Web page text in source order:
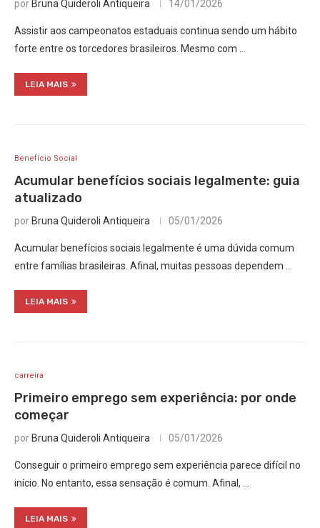
por Bruna Quideroli Antiqueira 14/01/2026
Assistir aos campeonatos estaduais continua sendo um hábito
forte entre os torcedores brasileiros. Mesmo com …
LEIA MAIS
Benefício Social
Acumular benefícios sociais legalmente: guia
atualizado
por Bruna Quideroli Antiqueira 05/01/2026
Acumular benefícios sociais legalmente é uma dúvida comum
entre famílias brasileiras. Afinal, muitas pessoas dependem …
LEIA MAIS
carreira
Primeiro emprego sem experiência: por onde
começar
por Bruna Quideroli Antiqueira 05/01/2026
Conseguir o primeiro emprego sem experiência parece difícil no
início. No entanto, essa sensação é comum. Afinal, …
LEIA MAIS